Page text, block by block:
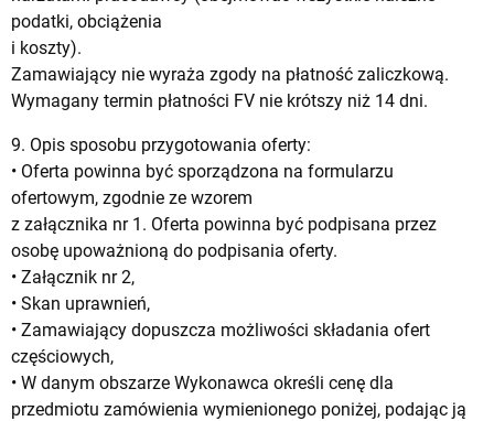
podatki, obciążenia
i koszty).
Zamawiający nie wyraża zgody na płatność zaliczkową.
Wymagany termin płatności FV nie krótszy niż 14 dni.
9. Opis sposobu przygotowania oferty:
• Oferta powinna być sporządzona na formularzu
ofertowym, zgodnie ze wzorem
z załącznika nr 1. Oferta powinna być podpisana przez
osobę upoważnioną do podpisania oferty.
• Załącznik nr 2,
• Skan uprawnień,
• Zamawiający dopuszcza możliwości składania ofert
częściowych,
• W danym obszarze Wykonawca określi cenę dla
przedmiotu zamówienia wymienionego poniżej, podając ją